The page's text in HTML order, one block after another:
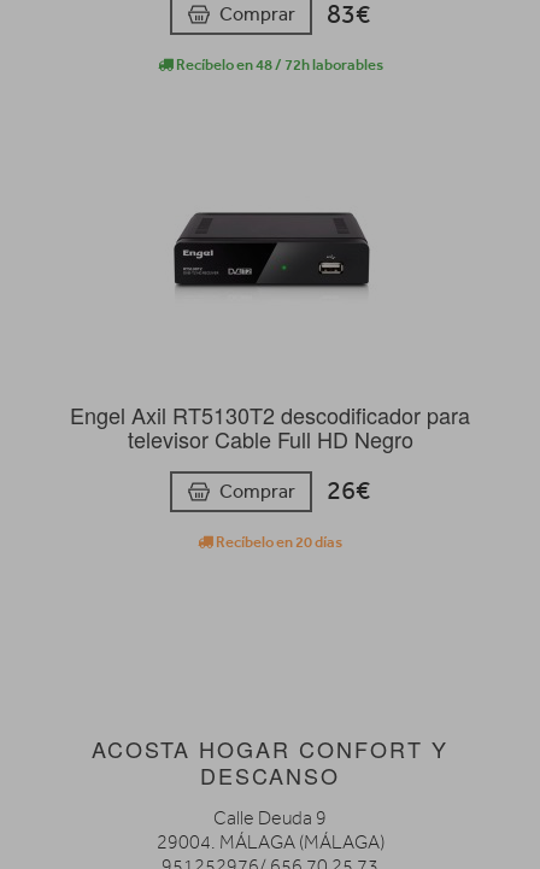
Comprar 83€
Recíbelo en 48 / 72h laborables
Engel Axil RT5130T2 descodificador para
televisor Cable Full HD Negro
Comprar 26€
Recíbelo en 20 días
ACOSTA HOGAR CONFORT Y
DESCANSO
Calle Deuda 9
29004. MÁLAGA (MÁLAGA)